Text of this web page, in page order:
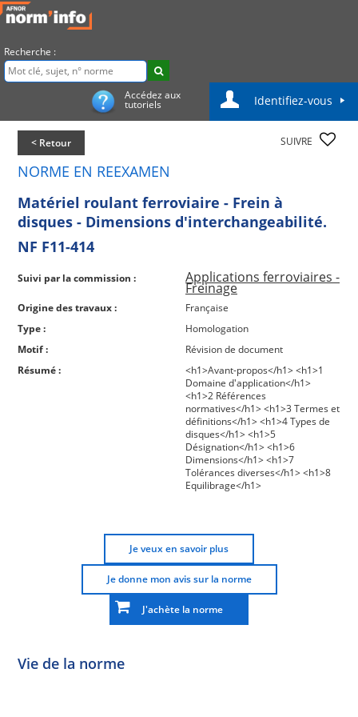
Recherche :
Accédez aux
tutoriels Identifiez-vous
< Retour SUIVRE
NORME EN REEXAMEN
Matériel roulant ferroviaire - Frein à
disques - Dimensions d'interchangeabilité.
NF F11-414
Suivi par la commission : Applications ferroviaires -
Freinage
Origine des travaux :
Française
Type :
Homologation
Motif :
Révision de document
Résumé :
<h1>Avant-propos</h1> <h1>1
Domaine d'application</h1>
<h1>2 Références
normatives</h1> <h1>3 Termes et
définitions</h1> <h1>4 Types de
disques</h1> <h1>5
Désignation</h1> <h1>6
Dimensions</h1> <h1>7
Tolérances diverses</h1> <h1>8
Equilibrage</h1>
Je veux en savoir plus
Je donne mon avis sur la norme
J'achète la norme
Vie de la norme